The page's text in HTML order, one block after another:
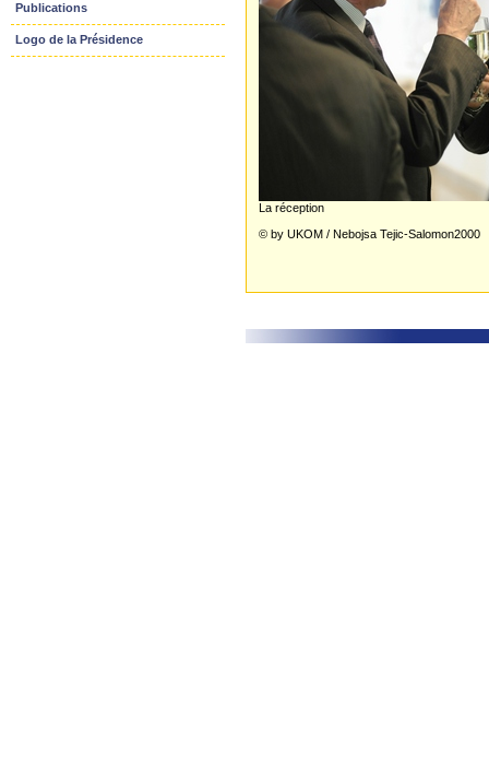
Publications
Logo de la Présidence
La réception
© by UKOM / Nebojsa Tejic-Salomon2000